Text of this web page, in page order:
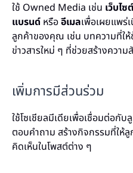
ใช้ Owned Media เช่น เว็บไซต์
แบรนด์ หรืออีเมลเพื่อเผยแพร่
ลูกค้าของคุณ เช่น บทความที่ใ
ข่าวสารใหม่ ๆ ที่ช่วยสร้างควา
เพิ่มการมีส่วนร่วม
ใช้โซเชียลมีเดียเพื่อเชื่อมต่อกั
ตอบคำถาม สร้างกิจกรรมที่ให้
คิดเห็นในโพสต์ต่าง ๆ